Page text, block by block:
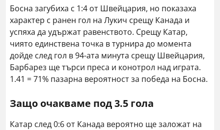
Босна загубиха с 1:4 от Швейцария, но показаха
характер с ранен гол на Лукич срещу Канада и
успяха да удържат равенството. Срещу Катар,
чиято единствена точка в турнира до момента
дойде след гол в 94-ата минута срещу Швейцария,
Барбарез ще търси преса и конотрол над играта.
1.41 = 71% пазарна вероятност за победа на Босна.
Защо очакваме под 3.5 гола
Катар след 0:6 от Канада вероятно ще заложат на